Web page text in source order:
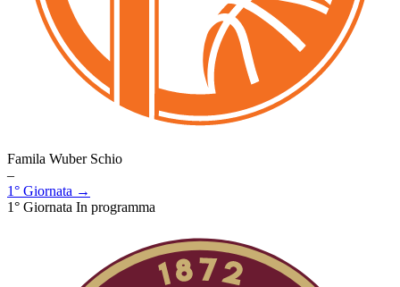
Famila Wuber Schio
–
1° Giornata →
1° Giornata In programma